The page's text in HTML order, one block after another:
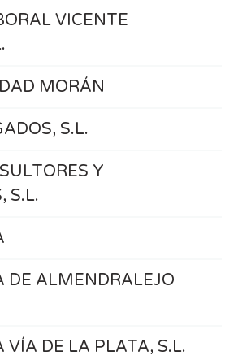
VICENTE
MORÁN
S.L.
Y
S.L.
DE ALMENDRALEJO
VÍA DE LA PLATA, S.L.